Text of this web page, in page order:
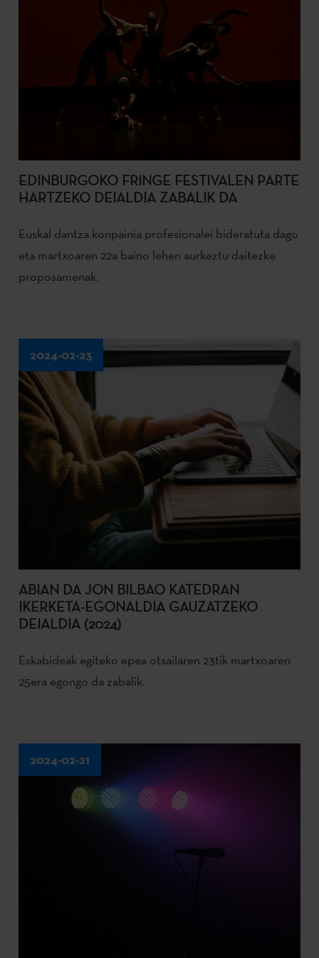
EDINBURGOKO FRINGE FESTIVALEN PARTE
HARTZEKO DEIALDIA ZABALIK DA
Euskal dantza konpainia profesionalei bideratuta dago
eta martxoaren 22a baino lehen aurkeztu daitezke
proposamenak.
2024-02-23
ABIAN DA JON BILBAO KATEDRAN
IKERKETA-EGONALDIA GAUZATZEKO
DEIALDIA (2024)
Eskabideak egiteko epea otsailaren 23tik martxoaren
25era egongo da zabalik.
2024-02-21